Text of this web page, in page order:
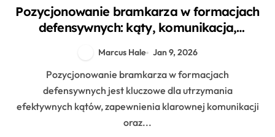
Pozycjonowanie bramkarza w formacjach
defensywnych: kąty, komunikacja,
Marcus Hale Jan 9, 2026
Pozycjonowanie bramkarza w formacjach
defensywnych jest kluczowe dla utrzymania
efektywnych kątów, zapewnienia klarownej komunikacji
oraz...